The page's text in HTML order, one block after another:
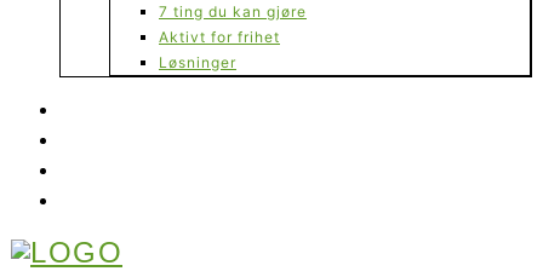
7 ting du kan gjøre
Aktivt for frihet
Løsninger